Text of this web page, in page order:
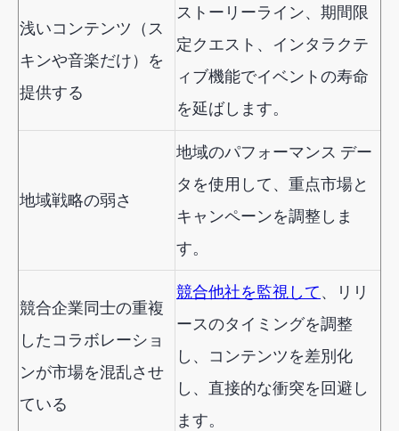
浅いコンテンツ（ス
キンや音楽だけ）を
提供する
ストーリーライン、期間限
定クエスト、インタラクテ
ィブ機能でイベントの寿命
を延ばします。
地域戦略の弱さ
地域のパフォーマンス デー
タを使用して、重点市場と
キャンペーンを調整しま
す。
競合企業同士の重複
したコラボレーショ
ンが市場を混乱させ
ている
競合他社を監視して、リリ
ースのタイミングを調整
し、コンテンツを差別化
し、直接的な衝突を回避し
ます。